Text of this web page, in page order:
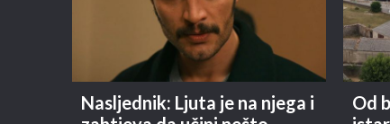
Nasljednik: Ljuta je na njega i
Od